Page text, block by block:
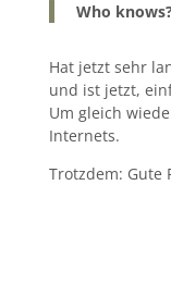
Who
Hat jetzt sehr
und ist jetzt,
Um gleich
Internets.
Trotzdem: Gute